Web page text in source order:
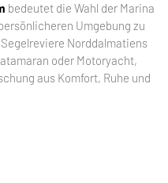
bedeutet die Wahl der Marina
Umgebung zu
Norddalmatiens
oder Motoryacht,
aus Komfort, Ruhe und